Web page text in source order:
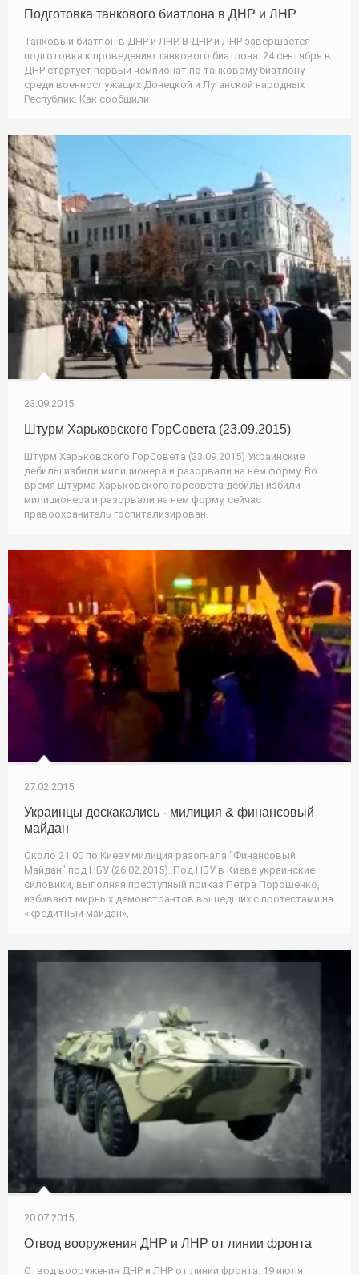
Подготовка танкового биатлона в ДНР и ЛНР
Танковый биатлон в ДНР и ЛНР. В ДНР и ЛНР завершается
подготовка к проведению танкового биатлона. 24 сентября в
ДНР стартует первый чемпионат по танковому биатлону
среди военнослужащих Донецкой и Луганской народных
Республик. Как сообщили
23.09.2015
Штурм Харьковского ГорСовета (23.09.2015)
Штурм Харьковского ГорСовета (23.09.2015) Украинские
дебилы избили милиционера и разорвали на нем форму. Во
время штурма Харьковского горсовета дебилы избили
милиционера и разорвали на нем форму, сейчас
правоохранитель госпитализирован.
27.02.2015
Украинцы доскакались - милиция & финансовый
майдан
Около 21:00 по Киеву милиция разогнала "Финансовый
Майдан" под НБУ (26.02.2015). Под НБУ в Киеве украинские
силовики, выполняя преступный приказ Петра Порошенко,
избивают мирных демонстрантов вышедших с протестами на
«кредитный майдан»,
20.07.2015
Отвод вооружения ДНР и ЛНР от линии фронта
Отвод вооружения ДНР и ЛНР от линии фронта. 19 июля